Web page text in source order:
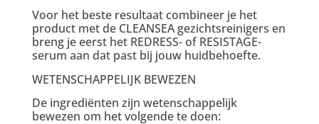
Voor het beste resultaat combineer je het
product met de CLEANSEA gezichtsreinigers en
breng je eerst het REDRESS- of RESISTAGE-
serum aan dat past bij jouw huidbehoefte.
WETENSCHAPPELIJK BEWEZEN
De ingrediënten zijn wetenschappelijk
bewezen om het volgende te doen: